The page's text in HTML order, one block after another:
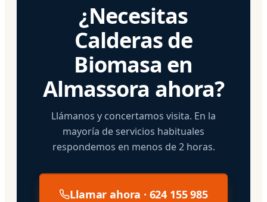
¿Necesitas
Calderas de
Biomasa en
Almassora ahora?
Llámanos y concertamos visita. En la
mayoría de servicios habituales
respondemos en menos de 2 horas.
Llamar ahora · 624 155 985